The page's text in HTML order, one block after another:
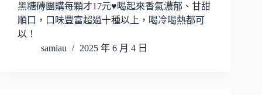
黑糖磚團購每顆才17元♥喝起來香氣濃郁、甘甜
順口，口味豐富超過十種以上，喝冷喝熱都可
以！
samiau
2025 年 6 月 4 日